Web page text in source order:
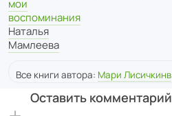
мои
воспоминания
Наталья
Мамлеева
Все книги автора: Мари Лисичкинв
Оставить комментарий